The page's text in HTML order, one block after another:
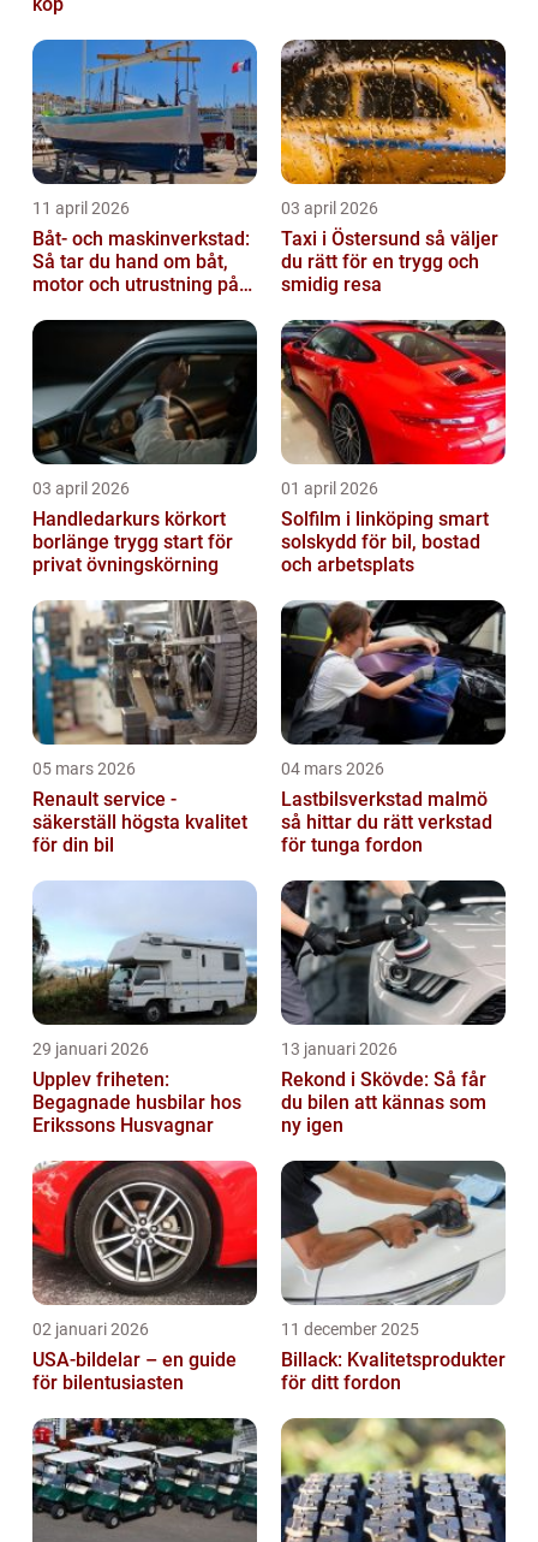
11 april 2026
Båt- och maskinverkstad:
Så tar du hand om båt,
motor och utrustning på
03 april 2026
Taxi i Östersund så väljer
du rätt för en trygg och
smidig resa
03 april 2026
Handledarkurs körkort
borlänge trygg start för
privat övningskörning
01 april 2026
Solfilm i linköping smart
solskydd för bil, bostad
och arbetsplats
05 mars 2026
Renault service -
säkerställ högsta kvalitet
för din bil
04 mars 2026
Lastbilsverkstad malmö
så hittar du rätt verkstad
för tunga fordon
29 januari 2026
Upplev friheten:
Begagnade husbilar hos
Erikssons Husvagnar
13 januari 2026
Rekond i Skövde: Så får
du bilen att kännas som
ny igen
02 januari 2026
USA-bildelar – en guide
för bilentusiasten
11 december 2025
Billack: Kvalitetsprodukter
för ditt fordon